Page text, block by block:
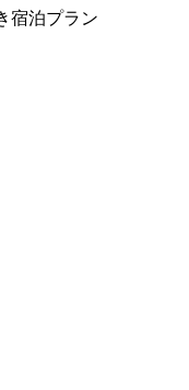
宿泊プラン